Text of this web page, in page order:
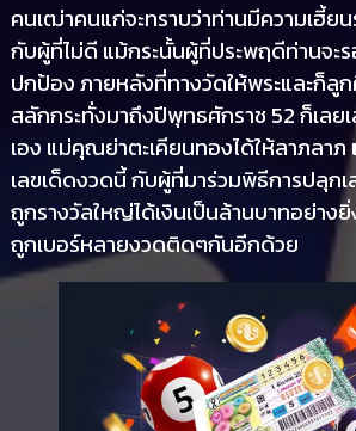
คนเฒ่าคนแก่จะทราบว่าท่านมีความเฮี้ย
กับผู้ที่ไม่ดี แม้กระนั้นผู้ที่ประพฤดีท่านจะ
ปกป้อง ภายหลังที่ทางวัดให้พระและก็ลู
สลักกระทั่งมาถึงปีพุทธศักราช 52 ก็เลย
เอง แม่คุณย่าตะเคียนทองได้ให้ลาภลาภ
เลขเด็ดงวดนี้ กับผู้ที่มาร่วมพิธีการปลุก
ถูกรางวัลใหญ่ได้เงินเป็นล้านบาทอย่าง
ถูกเบอร์หลายงวดติดๆกันอีกด้วย